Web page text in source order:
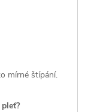
mírné štípání.